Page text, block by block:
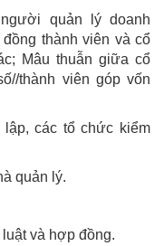
quản lý doanh
thành viên và cổ
Mâu thuẫn giữa cổ
thành viên góp vốn
các tổ chức kiểm
quản lý.
và hợp đồng.